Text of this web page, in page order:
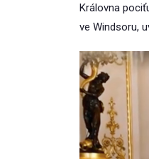
Královna
ve Windsoru,